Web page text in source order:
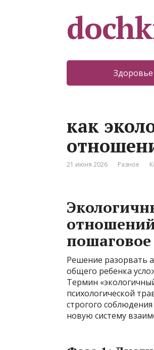
Здоровье
как
21 июня 2026 Разное
Решение разорвать
общего ребенка
Термин
психологической
строгого
новую систему